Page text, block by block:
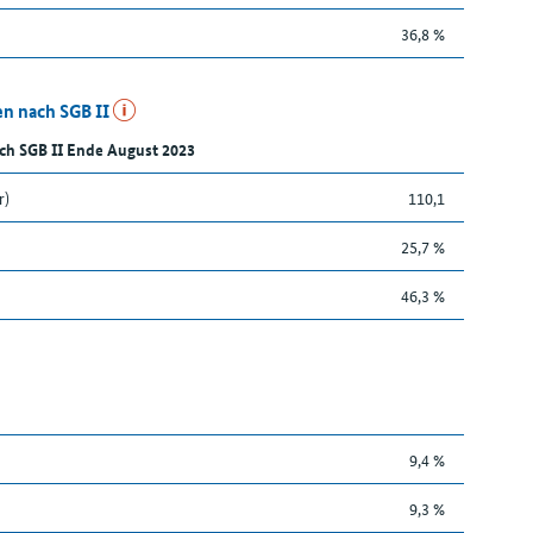
36,8 %
nach SGB II
SGB II Ende August 2023
110,1
25,7 %
46,3 %
9,4 %
9,3 %